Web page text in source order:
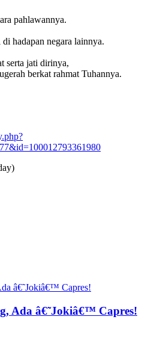
pahlawannya.
hadapan negara lainnya.
serta jati dirinya,
berkat rahmat Tuhannya.
Ada â€˜Jokiâ€™ Capres!